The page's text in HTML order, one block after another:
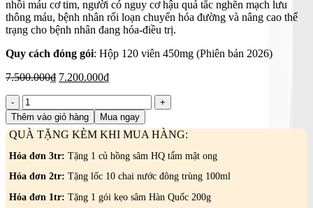
nhồi máu cơ tim, người có nguy cơ hậu quả tắc nghẽn mạch lưu
thông máu, bệnh nhân rối loạn chuyển hóa đường và nâng cao thể
trạng cho bệnh nhân đang hóa-điều trị.
Quy cách đóng gói: Hộp 120 viên 450mg (Phiên bản 2026)
7.500.000₫ Giá
7.500.000₫.
7.200.000₫Giá
là:
7.200.000₫.
Tinh
dầu
thông
đỏ
Chính
Phủ
-
HANSONGWON
Thêm vào giỏ hàng Mua ngay
QUÀ TẶNG KÈM KHI MUA HÀNG:
Hóa đơn 3tr: Tặng 1 củ hồng sâm HQ tẩm mật ong
Hóa đơn 2tr: Tặng lốc 10 chai nước đông trùng 100ml
Hóa đơn 1tr: Tặng 1 gói kẹo sâm Hàn Quốc 200g